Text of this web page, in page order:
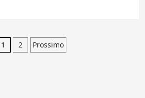
1 2 Prossimo